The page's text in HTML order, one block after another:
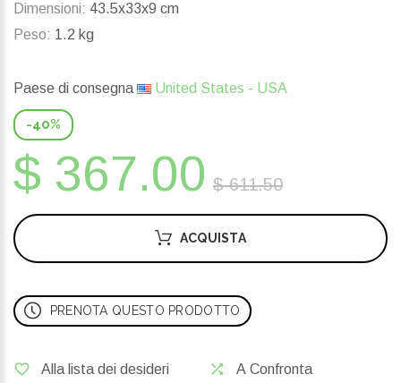
Dimensioni: 43.5x33x9 cm
Peso: 1.2 kg
Paese di consegna United States - USA
-40%
$ 367.00 $ 611.50
ACQUISTA
PRENOTA QUESTO PRODOTTO
Alla lista dei desideri A Confronta